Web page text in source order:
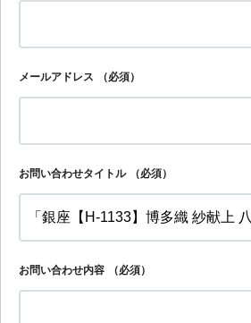
メールアドレス （必須）
お問い合わせタイトル （必須）
お問い合わせ内容 （必須）